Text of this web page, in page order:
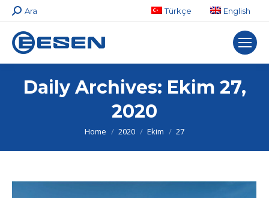
Search:
Ara Türkçe English
Daily Archives: Ekim 27,
2020
You are here:
Home 2020 Ekim 27